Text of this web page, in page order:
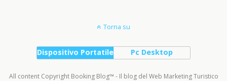
Torna su
Dispositivo Portatile Pc Desktop
All content Copyright Booking Blog™ - Il blog del Web Marketing Turistico